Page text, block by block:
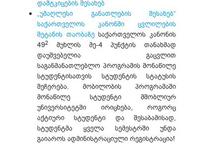
დამტკიცების შესახებ
„უმაღლესი განათლების შესახებ“
საქართველოს კანონში ცვლილების
შეტანის თაობაზესაქართველოს კანონის
492
მუხლის მე-4 პუნქტის თანახმად
დაუშვებელია გაცვლით
საგანმანათლებლო პროგრამის მონაწილე
სტუდენტისათვის სტუდენტის სტატუსის
შეჩერება. მობილობის პროგრამაში
მონაწილე სტუდენტი მშობლიურ
უნივერსიტეტში ირიცხება, როგორც
აქტიური სტუდენტი და შესაბამისად,
სტუდენტმა ყველა სემესტრში უნდა
გაიაროს ადმინისტრაციული რეგისტრაცია!